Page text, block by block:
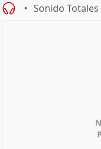
Sonido Totales